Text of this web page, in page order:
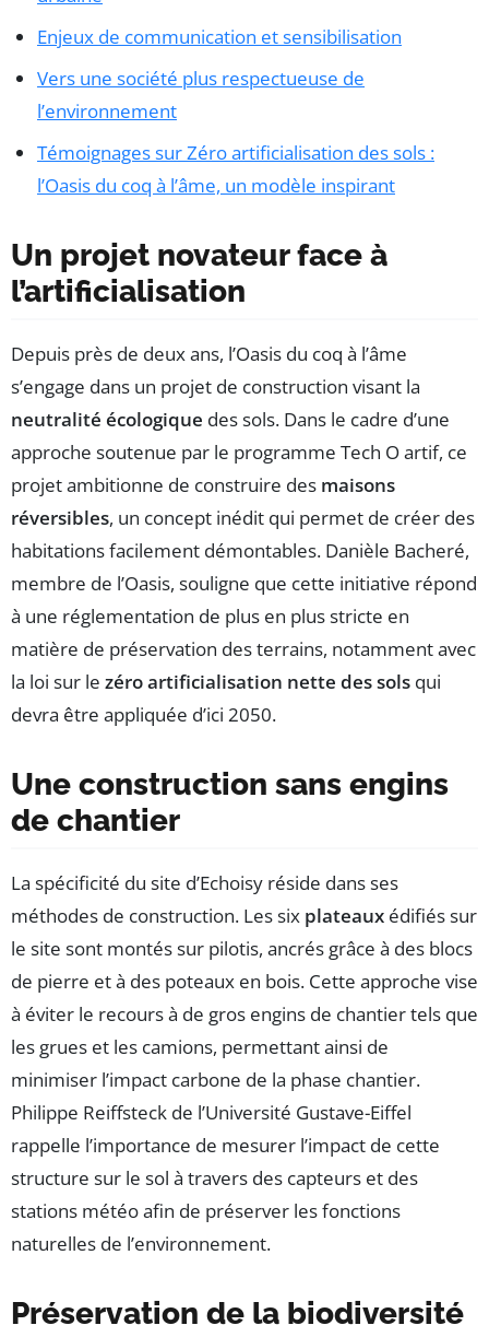
Enjeux de communication et sensibilisation
Vers une société plus respectueuse de
l’environnement
Témoignages sur Zéro artificialisation des sols :
l’Oasis du coq à l’âme, un modèle inspirant
Un projet novateur face à
l’artificialisation
Depuis près de deux ans, l’Oasis du coq à l’âme
s’engage dans un projet de construction visant la
neutralité écologique des sols. Dans le cadre d’une
approche soutenue par le programme Tech O artif, ce
projet ambitionne de construire des maisons
réversibles, un concept inédit qui permet de créer des
habitations facilement démontables. Danièle Bacheré,
membre de l’Oasis, souligne que cette initiative répond
à une réglementation de plus en plus stricte en
matière de préservation des terrains, notamment avec
la loi sur le zéro artificialisation nette des sols qui
devra être appliquée d’ici 2050.
Une construction sans engins
de chantier
La spécificité du site d’Echoisy réside dans ses
méthodes de construction. Les six plateaux édifiés sur
le site sont montés sur pilotis, ancrés grâce à des blocs
de pierre et à des poteaux en bois. Cette approche vise
à éviter le recours à de gros engins de chantier tels que
les grues et les camions, permettant ainsi de
minimiser l’impact carbone de la phase chantier.
Philippe Reiffsteck de l’Université Gustave-Eiffel
rappelle l’importance de mesurer l’impact de cette
structure sur le sol à travers des capteurs et des
stations météo afin de préserver les fonctions
naturelles de l’environnement.
Préservation de la biodiversité